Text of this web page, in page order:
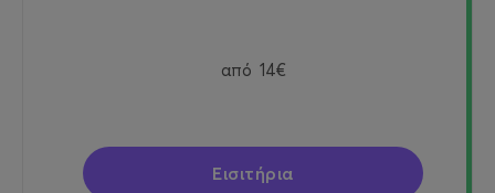
από 14€
Εισιτήρια